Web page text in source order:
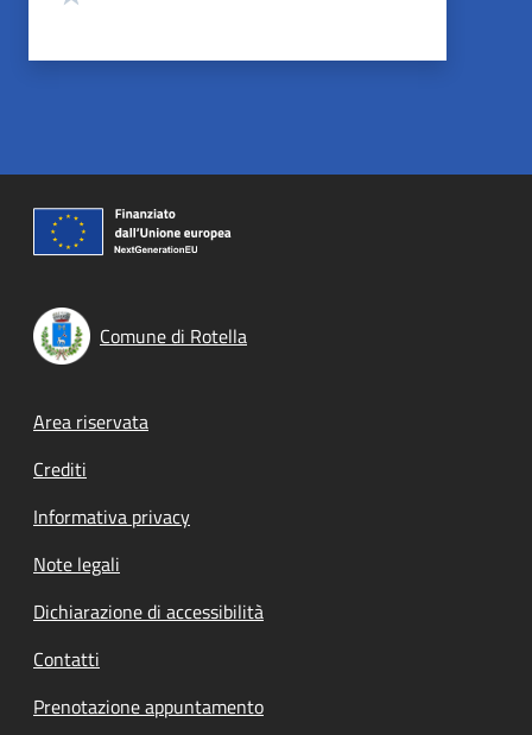
Comune di Rotella
Footer menu
Area riservata
Crediti
Informativa privacy
Note legali
Dichiarazione di accessibilità
Contatti
Prenotazione appuntamento